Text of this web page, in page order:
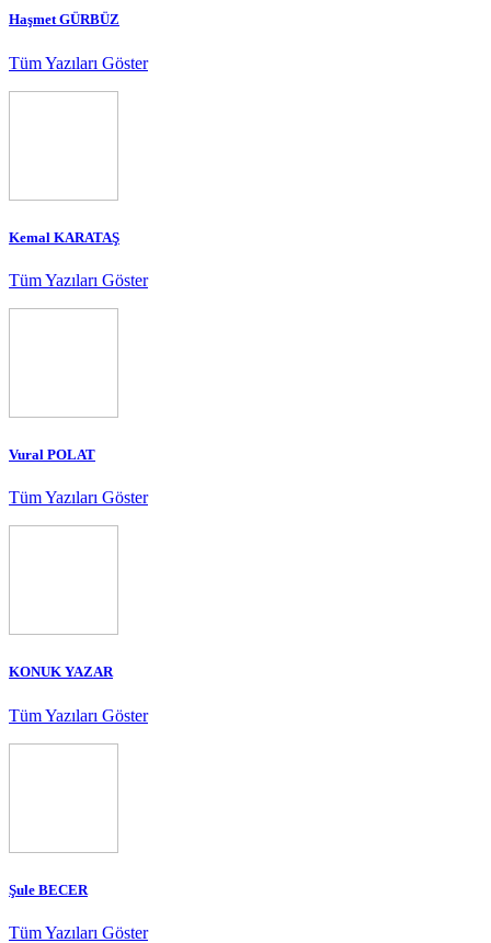
Haşmet GÜRBÜZ
Tüm Yazıları Göster
Kemal KARATAŞ
Tüm Yazıları Göster
Vural POLAT
Tüm Yazıları Göster
KONUK YAZAR
Tüm Yazıları Göster
Şule BECER
Tüm Yazıları Göster